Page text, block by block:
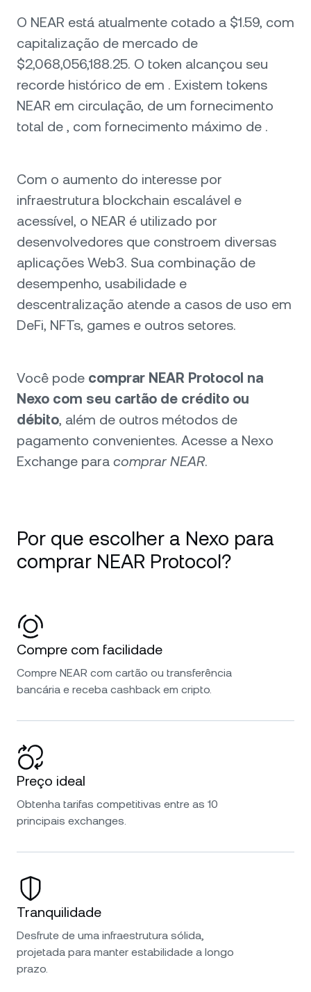
O NEAR está atualmente cotado a $1.59, com
capitalização de mercado de
$2,068,056,188.25. O token alcançou seu
recorde histórico de em . Existem tokens
NEAR em circulação, de um fornecimento
total de , com fornecimento máximo de .
Com o aumento do interesse por
infraestrutura blockchain escalável e
acessível, o NEAR é utilizado por
desenvolvedores que constroem diversas
aplicações Web3. Sua combinação de
desempenho, usabilidade e
descentralização atende a casos de uso em
DeFi, NFTs, games e outros setores.
Você pode comprar NEAR Protocol na
Nexo com seu cartão de crédito ou
débito, além de outros métodos de
pagamento convenientes. Acesse a Nexo
Exchange para comprar NEAR.
Por que escolher a Nexo para
comprar NEAR Protocol?
Compre com facilidade
Compre NEAR com cartão ou transferência
bancária e receba cashback em cripto.
Preço ideal
Obtenha tarifas competitivas entre as 10
principais exchanges.
Tranquilidade
Desfrute de uma infraestrutura sólida,
projetada para manter estabilidade a longo
prazo.